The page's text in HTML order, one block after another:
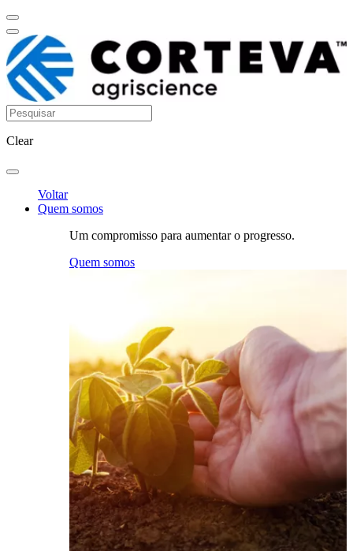
Clear
Voltar
Quem somos
Um compromisso para aumentar o progresso.
Quem somos